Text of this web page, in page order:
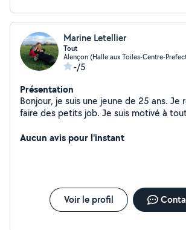
Marine Letellier
Tout
Alençon (Halle aux Toiles-Centre-
-/5
Présentation
Bonjour, je suis une jeune de 25 ans. Je
faire des petits job. Je suis motivé à
Aucun avis pour l'instant
Voir le profil